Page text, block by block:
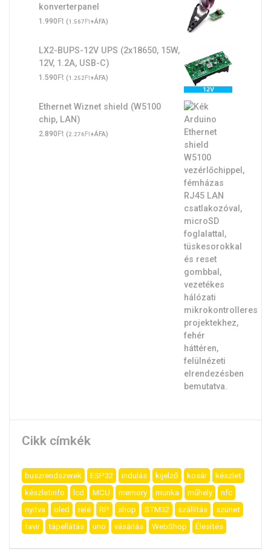
konverterpanel
1.990Ft (1.567Ft+ÁFA)
LX2-BUPS-12V UPS (2x18650, 15W,
12V, 1.2A, USB-C)
1.590Ft (1.252Ft+ÁFA)
Ethernet Wiznet shield (W5100
chip, LAN)
2.890Ft (2.276Ft+ÁFA)
Cikk címkék
buszrendszerek ESP32 indulás kijelző kosár
készlet
készletinfo
lcd MCU memory munka műhely
nfc
nyitva
oled relé RP shop STM32 szállítás
szünet
tavir
tápellátás uno vásárlás WebShop Élesítés